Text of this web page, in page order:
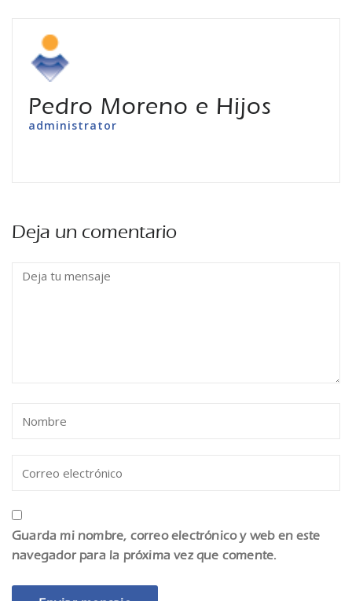
Pedro Moreno e Hijos
administrator
Deja un comentario
Guarda mi nombre, correo electrónico y web en este
navegador para la próxima vez que comente.